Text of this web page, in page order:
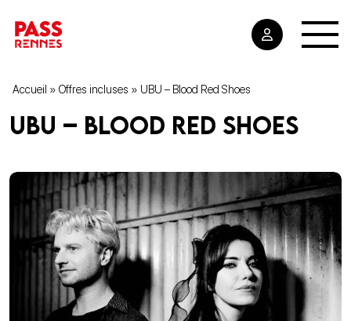
Accueil » Offres incluses » UBU – Blood Red Shoes
UBU – Blood Red Shoes